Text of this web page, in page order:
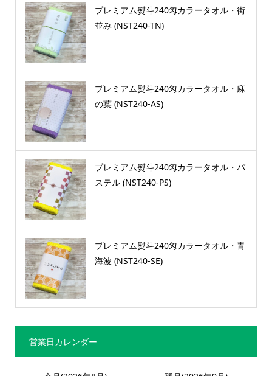
プレミアム熨斗240匁カラータオル・街
並み (NST240-TN)
プレミアム熨斗240匁カラータオル・麻
の葉 (NST240-AS)
プレミアム熨斗240匁カラータオル・パ
ステル (NST240-PS)
プレミアム熨斗240匁カラータオル・青
海波 (NST240-SE)
営業日カレンダー